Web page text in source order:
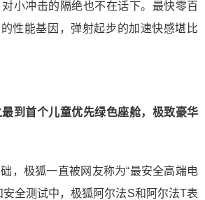
小冲击的隔绝也不在话下。最快零百
性能基因，弹射起步的加速快感堪比
到首个儿童优先绿色座舱，极致豪华
，极狐一直被网友称为“最安全高端电
安全测试中，极狐阿尔法S和阿尔法T表